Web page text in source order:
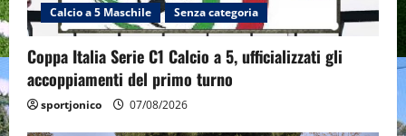
Calcio a 5 Maschile Senza categoria
Coppa Italia Serie C1 Calcio a 5, ufficializzati gli
accoppiamenti del primo turno
sportjonico 07/08/2026